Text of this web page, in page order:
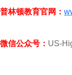
普林顿教育官网：
微信公众号： US-